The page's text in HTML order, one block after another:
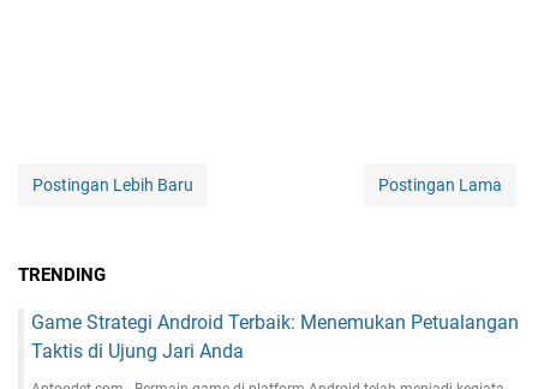
Postingan Lebih Baru Postingan Lama
TRENDING
Game Strategi Android Terbaik: Menemukan Petualangan
Taktis di Ujung Jari Anda